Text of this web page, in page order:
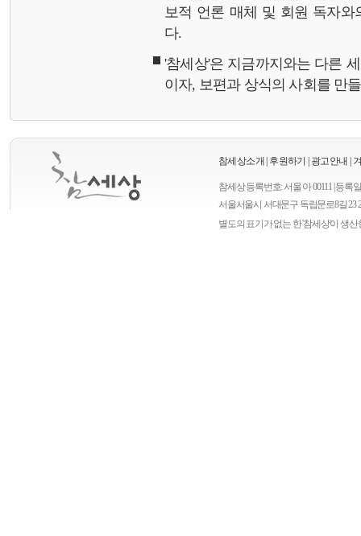
보적 언론 매체 및 회원 독자와
다.
'참세상'은 지금까지와는 다른
이자, 보편과 상식의 사회를 만
참세상소개 후원하기 광고안내
참세상 등록번호: 서울 아 00111 | 등록
서울서울시 서대문구 독립문로8길 23
별도의 표기가 없는 한 '참세상'이 생